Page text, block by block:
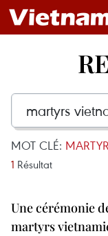
MOT CLÉ:
1 Résultat
Une cérémonie
martyrs